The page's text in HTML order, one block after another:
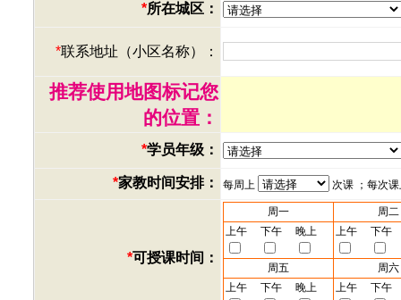
*所在城区：
*联系地址（小区名称）：
推荐使用地图标记您
的位置：
*学员年级：
*家教时间安排： 每周上 次课 ；每次
*可授课时间：
周一
周二
上午
下午 晚上 上午 下午
周五
周六
上午
下午 晚上 上午 下午